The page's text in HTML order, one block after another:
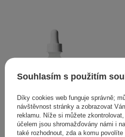
Souhlasím s použitím
Díky cookies web funguje správně;
návštěvnost stránky a zobrazovat
reklamu. Níže si můžete
účelem jsou shromažďovány námi i
také rozhodnout, zda a komu